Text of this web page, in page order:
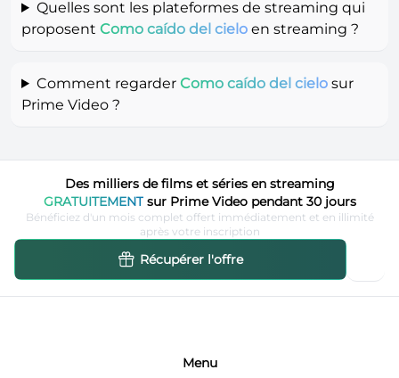
Quelles sont les plateformes de streaming qui
proposent Como caído del cielo en streaming ?
Comment regarder Como caído del cielosur
Prime Video ?
Des milliers de films et séries en streaming
GRATUITEMENTsur Prime Video pendant 30 jours
Bénéficiez d'un mois complet offert immédiatement et en illimité
après votre inscription
Récupérer l'offre
Menu